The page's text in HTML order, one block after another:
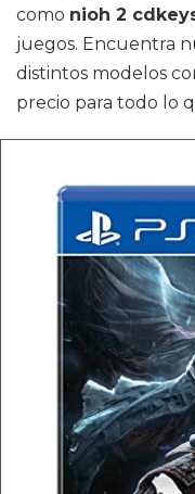
como nioh 2
juegos. Encuentra
distintos modelos
precio para todo lo